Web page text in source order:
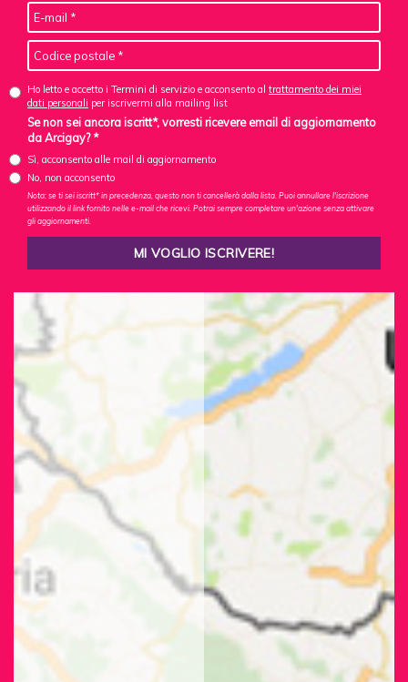
Ho letto e accetto i Termini di servizio e acconsento al trattamento dei miei
dati personali per iscrivermi alla mailing list
Se non sei ancora iscritt*, vorresti ricevere email di aggiornamento
da Arcigay? *
Sì, acconsento alle mail di aggiornamento
No, non acconsento
Nota: se ti sei iscritt* in precedenza, questo non ti cancellerà dalla lista. Puoi annullare l'iscrizione
utilizzando il link fornito nelle e-mail che ricevi. Potrai sempre completare un'azione senza attivare
gli aggiornamenti.